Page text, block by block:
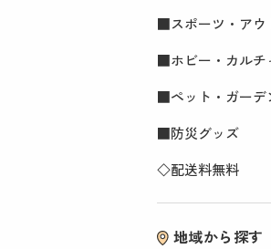
その他アルコー
ソフトドリンク
健康
ベビー・キッズ
すべての■イン
インテリア・エ
インテリア雑貨
■スポーツ・アウ
すべての■スポ
■ホビー・カルチ
すべての■ホビ
音楽・映像
■ペット・ガーデ
すべての■ペッ
ペット
植物・園芸用品
■防災グッズ
◇配送料無料
地域から探す